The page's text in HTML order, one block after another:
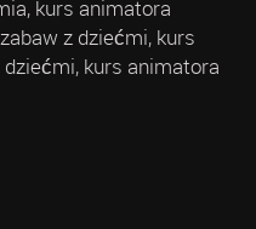
kurs animatora
z dziećmi, kurs
kurs animatora